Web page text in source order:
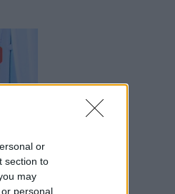
or
section to
may
personal